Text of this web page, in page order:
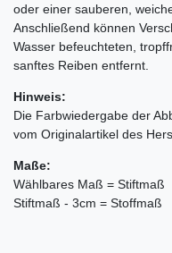
oder einer sauberen,
Anschließend können
Wasser befeuchteten,
sanftes Reiben entfernt.
Hinweis:
Die Farbwiedergabe der
vom Originalartikel des
Maße:
Wählbares Maß = Stiftmaß
Stiftmaß - 3cm = Stoffmaß